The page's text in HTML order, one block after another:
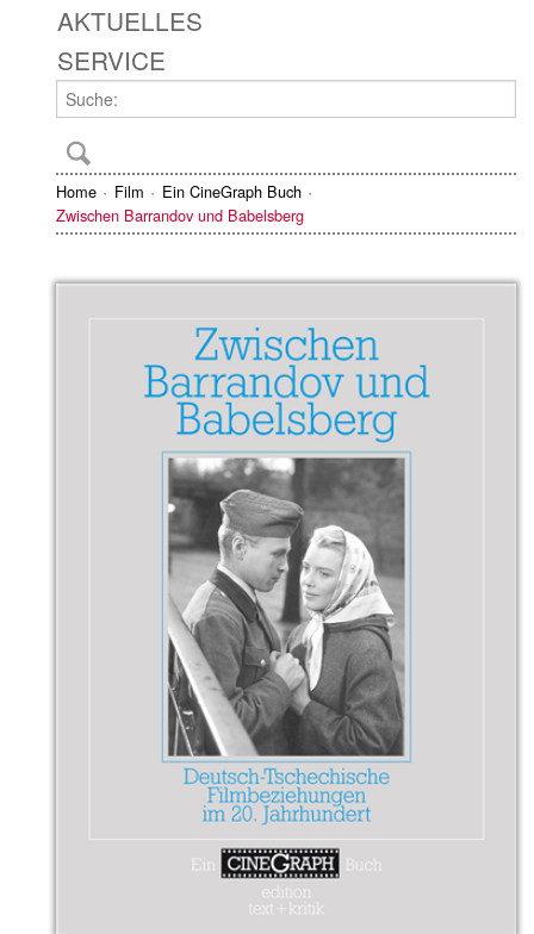
AKTUELLES
SERVICE
Home Film
Ein CineGraph Buch
Zwischen Barrandov und Babelsberg